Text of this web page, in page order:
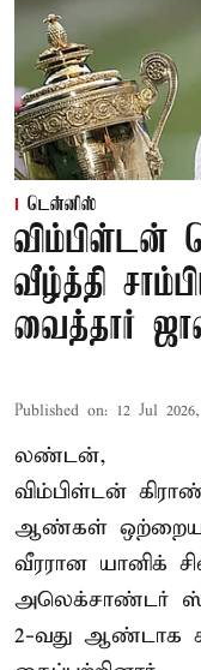
டென்னிஸ்
வீழ்த்தி
வைத்தார்
Published on: 12 Jul
லண்டன்,
விம்பிள்டன்
ஆண்கள் ஒற்றையர்
வீரரான யானிக்
அலெக்சாண்டர்
2-வது ஆண்டாக